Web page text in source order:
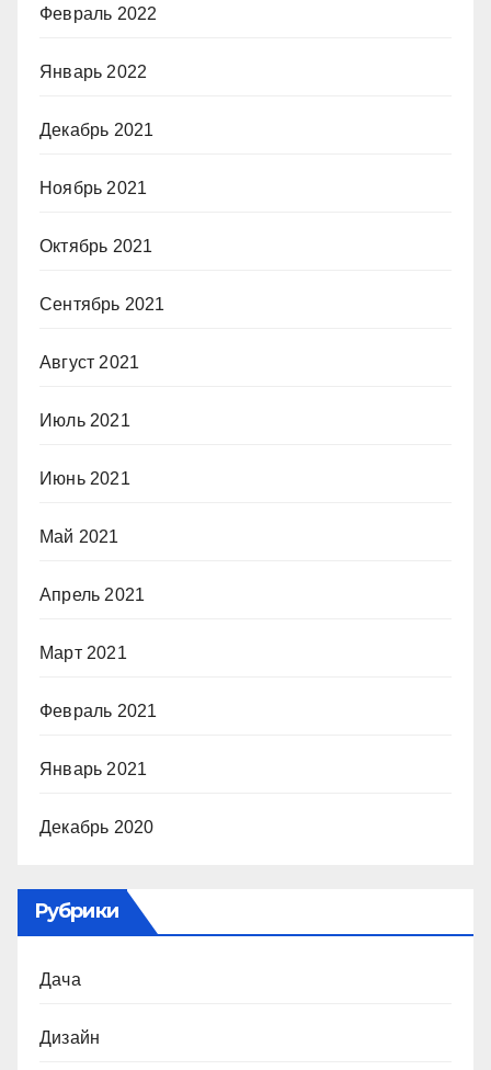
Февраль 2022
Январь 2022
Декабрь 2021
Ноябрь 2021
Октябрь 2021
Сентябрь 2021
Август 2021
Июль 2021
Июнь 2021
Май 2021
Апрель 2021
Март 2021
Февраль 2021
Январь 2021
Декабрь 2020
Рубрики
Дача
Дизайн